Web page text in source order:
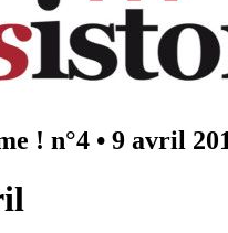
! n°4 • 9 avril